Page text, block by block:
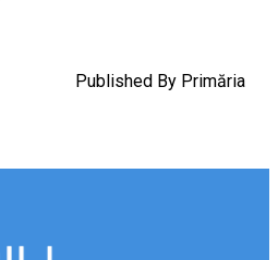
Published By Primăria